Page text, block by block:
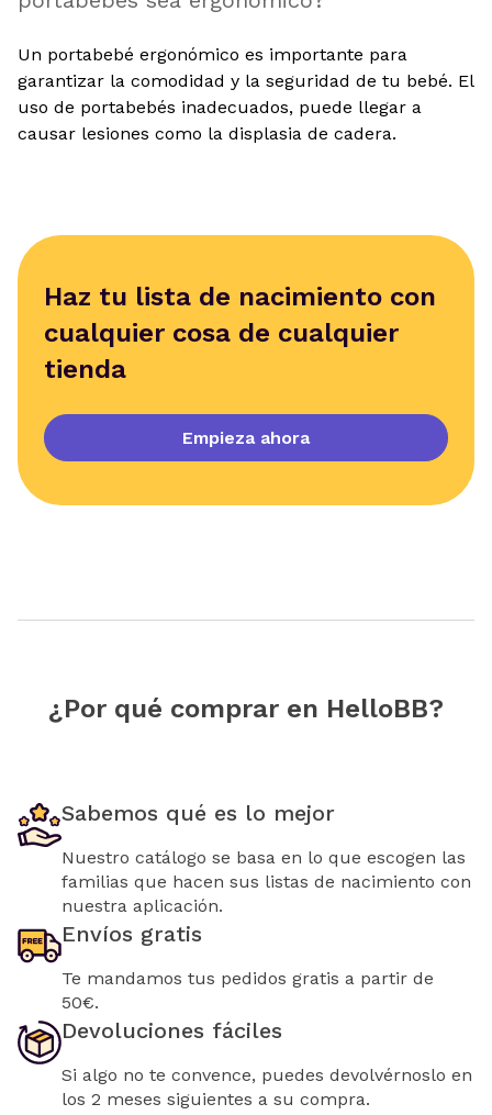
Un portabebé ergonómico es importante para
garantizar la comodidad y la seguridad de tu bebé. El
uso de portabebés inadecuados, puede llegar a
causar lesiones como la displasia de cadera.
Haz tu lista de nacimiento con
cualquier cosa de cualquier
tienda
Empieza ahora
¿Por qué comprar en HelloBB?
Sabemos qué es lo mejor
Nuestro catálogo se basa en lo que escogen las
familias que hacen sus listas de nacimiento con
nuestra aplicación.
Envíos gratis
Te mandamos tus pedidos gratis a partir de
50€.
Devoluciones fáciles
Si algo no te convence, puedes devolvérnoslo en
los 2 meses siguientes a su compra.